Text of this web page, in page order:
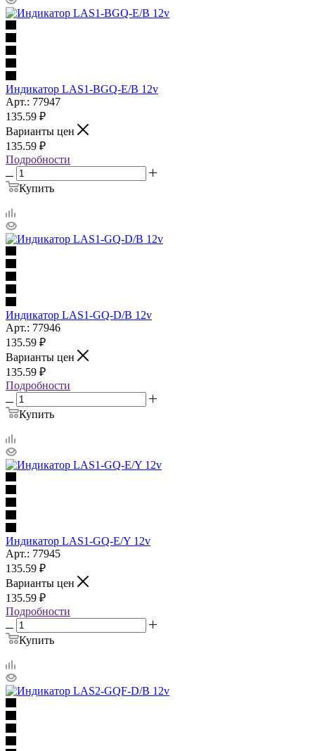
Индикатор LAS1-BGQ-E/B 12v
Арт.: 77947
135.59 ₽
Варианты цен
135.59 ₽
Подробности
Купить
Индикатор LAS1-GQ-D/B 12v
Арт.: 77946
135.59 ₽
Варианты цен
135.59 ₽
Подробности
Купить
Индикатор LAS1-GQ-E/Y 12v
Арт.: 77945
135.59 ₽
Варианты цен
135.59 ₽
Подробности
Купить